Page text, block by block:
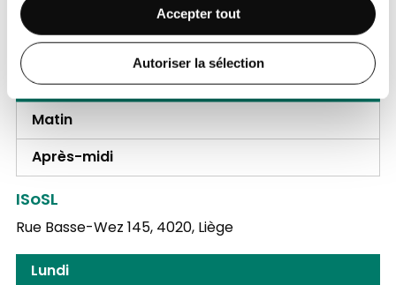
Accepter tout
Autoriser la sélection
Après-midi
Samedi
Matin
Après-midi
ISoSL
Rue Basse-Wez 145,4020, Liège
Lundi